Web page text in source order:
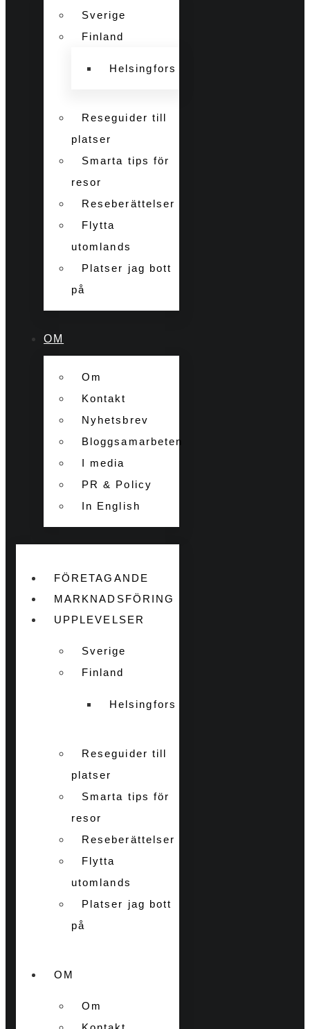
Sverige
Finland
Helsingfors
Reseguider till
platser
Smarta tips för
resor
Reseberättelser
Flytta
utomlands
Platser jag bott
på
OM
Om
Kontakt
Nyhetsbrev
Bloggsamarbeten
I media
PR & Policy
In English
FÖRETAGANDE
MARKNADSFÖRING
UPPLEVELSER
Sverige
Finland
Helsingfors
Reseguider till
platser
Smarta tips för
resor
Reseberättelser
Flytta
utomlands
Platser jag bott
på
OM
Om